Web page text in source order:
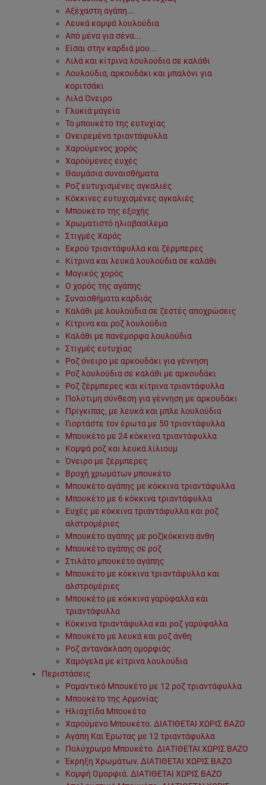
Αξέχαστη αγάπη...
Λευκά κομψά λουλούδια
Από μένα για σένα...
Είσαι στην καρδιά μου...
Λιλά και κίτρινα λουλούδια σε καλάθι
Λουλούδια, αρκουδάκι και μπαλόνι για
κοριτσάκι
Λιλά Όνειρο
Γλυκιά μαγεία
Το μπουκέτο της ευτυχίας
Ονειρεμένα τριαντάφυλλα
Χαρούμενος χορός
Χαρούμενες ευχές
Θαυμάσια συναισθήματα
Ροζ ευτυχισμένες αγκαλιές
Κόκκινες ευτυχισμένες αγκαλιές
Μπουκέτο της εξοχής
Χρωματιστό ηλιοβασίλεμα
Στιγμές Χαράς
Εκρού τριαντάφυλλα και ζέρμπερες
Κίτρινα και λευκά λουλούδια σε καλάθι
Μαγικός χορός
Ο χορός της αγάπης
Συναισθήματα καρδιάς
Καλάθι με λουλούδια σε ζεστές αποχρώσεις
Κίτρινα και ροζ λουλούδια
Καλάθι με πανέμορφα λουλούδια
Στιγμές ευτυχίας
Ροζ όνειρο με αρκουδάκι για γέννηση
Ροζ λουλούδια σε καλάθι με αρκουδάκι
Ροζ ζέρμπερες και κίτρινα τριαντάφυλλα
Πολύτιμη σύνθεση για γέννηση με αρκουδάκι
Πρίγκιπας, με λευκά και μπλε λουλούδια
Γιορτάστε τον έρωτα με 50 τριαντάφυλλα
Μπουκέτο με 24 κόκκινα τριαντάφυλλα
Κομψά ροζ και λευκά λίλιουμ
Όνειρο με ζέρμπερες
Βροχή χρωμάτων μπουκέτο
Μπουκέτο αγάπης με κόκκινα τριαντάφυλλα
Μπουκέτο με 6 κόκκινα τριαντάφυλλα
Ευχές με κόκκινα τριαντάφυλλα και ροζ
αλστρομέριες
Μπουκέτο αγάπης με ροζ|κόκκινα άνθη
Μπουκέτο αγάπης σε ροζ
Στιλάτο μπουκέτο αγάπης
Μπουκέτο με κόκκινα τριαντάφυλλα και
αλστρομέριες
Μπουκέτο με κόκκινα γαρύφαλλα και
τριαντάφυλλα
Κόκκινα τριαντάφυλλα και ροζ γαρύφαλλα
Μπουκέτο με λευκά και ροζ άνθη
Ροζ αντανάκλαση ομορφιάς
Χαμόγελα με κίτρινα λουλούδια
Περιστάσεις
Ρομαντικό Μπουκέτο με 12 ροζ τριαντάφυλλα
Μπουκέτο της Αρμονίας
Ηλιαχτίδα Μπουκέτο
Χαρούμενο Μπουκέτο. ΔΙΑΤΙΘΕΤΑΙ ΧΩΡΙΣ ΒΑΖΟ
Αγάπη Και Έρωτας με 12 τριαντάφυλλα
Πολύχρωμο Μπουκέτο. ΔΙΑΤΙΘΕΤΑΙ ΧΩΡΙΣ ΒΑΖΟ
Έκρηξη Χρωμάτων. ΔΙΑΤΙΘΕΤΑΙ ΧΩΡΙΣ ΒΑΖΟ
Κομψή Ομορφιά. ΔΙΑΤΙΘΕΤΑΙ ΧΩΡΙΣ ΒΑΖΟ